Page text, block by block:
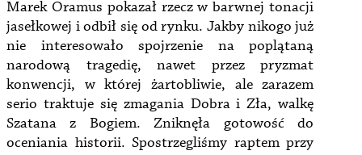
Marek Oramus pokazał rzecz w barwnej tonacji
jasełkowej i odbił się od rynku. Jakby nikogo już
nie interesowało spojrzenie na poplątaną
narodową tragedię, nawet przez pryzmat
konwencji, w której żartobliwie, ale zarazem
serio traktuje się zmagania Dobra i Zła, walkę
Szatana z Bogiem. Zniknęła gotowość do
oceniania historii. Spostrzegliśmy raptem przy